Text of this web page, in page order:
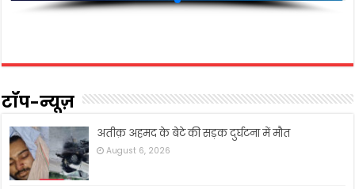
टॉप-न्यूज़
अतीक़ अहमद के बेटे की सड़क दुर्घटना में मौत
August 6, 2026